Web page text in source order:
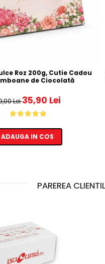
Roz 200g, Cutie Cadou
de Ciocolată
Lei35,90 Lei
ADAUGA IN COS
PAREREA